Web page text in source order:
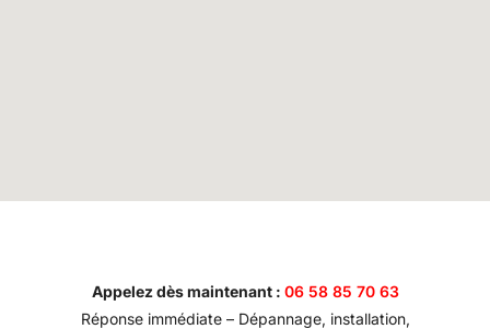
Appelez dès maintenant : 06 58 85 70 63
Réponse immédiate – Dépannage, installation,